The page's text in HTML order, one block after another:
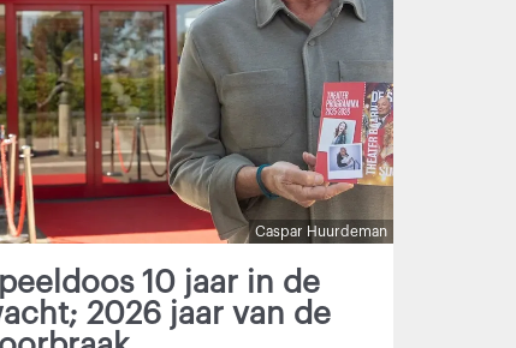
Caspar Huurdeman
10 jaar in de
2026 jaar van de